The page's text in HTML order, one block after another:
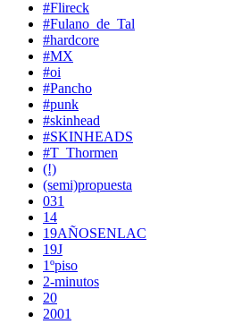
#Flireck
#Fulano_de_Tal
#hardcore
#MX
#oi
#Pancho
#punk
#skinhead
#SKINHEADS
#T_Thormen
(!)
(semi)propuesta
031
14
19AÑOSENLAC
19J
1ºpiso
2-minutos
20
2001